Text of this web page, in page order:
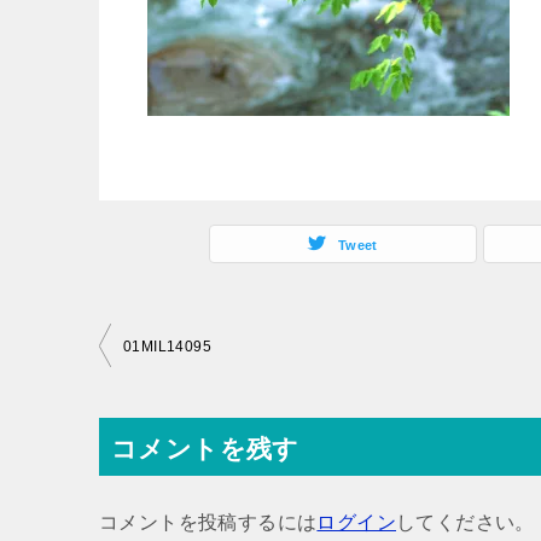
Tweet
投
ナ
ビ
01MIL14095
コメントを残す
コメントを投稿するには ログイン してください。